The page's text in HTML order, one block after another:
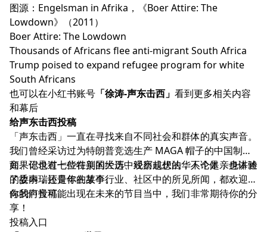
图源：Engelsman in Afrika，《Boer Attire: The
Lowdown》（2011）
Boer Attire: The Lowdown
Thousands of Africans flee anti-migrant South Africa
Trump poised to expand refugee program for white
South Africans
也可以在小红书账号 「徐涛-声东击西」 看到更多相关内容
和幕后
给声东击西投稿
「声东击西」一直在寻找来自不同社会和群体的真实声音。
我们曾经采访过为特朗普竞选生产 MAGA 帽子的中国制造
商、记录过七位在美国大选中经历起伏的华人个体，也讲述
了委内瑞拉青年的故事。
如果你也有一些特别的经历、观察或想法，不论是亲身体验
的故事，还是你在某个行业、社区中的所见所闻，都欢迎你
向我们投稿。
你的声音可能出现在未来的节目当中，我们非常期待你的分
享！
投稿入口